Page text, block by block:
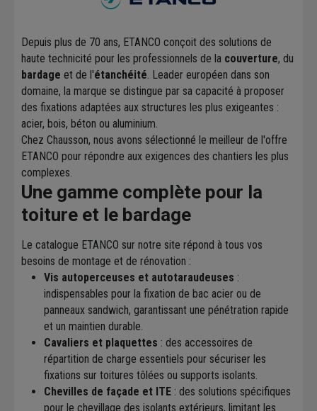
Depuis plus de 70 ans, ETANCO conçoit des solutions de
haute technicité pour les professionnels de la couverture, du
bardage et de l'étanchéité . Leader européen dans son
domaine, la marque se distingue par sa capacité à proposer
des fixations adaptées aux structures les plus exigeantes :
acier, bois, béton ou aluminium.
Chez Chausson, nous avons sélectionné le meilleur de l'offre
ETANCO pour répondre aux exigences des chantiers les plus
complexes.
Une gamme complète pour la
toiture et le bardage
Le catalogue ETANCO sur notre site répond à tous vos
besoins de montage et de rénovation :
Vis autoperceuses et autotaraudeuses :
indispensables pour la fixation de bac acier ou de
panneaux sandwich, garantissant une pénétration rapide
et un maintien durable.
Cavaliers et plaquettes : des accessoires de
répartition de charge essentiels pour sécuriser les
fixations sur toitures tôlées ou supports isolants.
Chevilles de façade et ITE : des solutions spécifiques
pour le chevillage des isolants extérieurs, limitant les